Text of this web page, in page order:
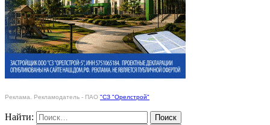
Реклама. Рекламодатель - ПАО "СЗ "Орелстрой"
Найти: